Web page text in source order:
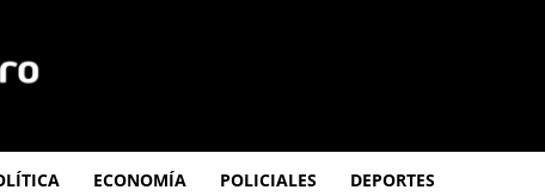
ECONOMÍA POLICIALES DEPORTES